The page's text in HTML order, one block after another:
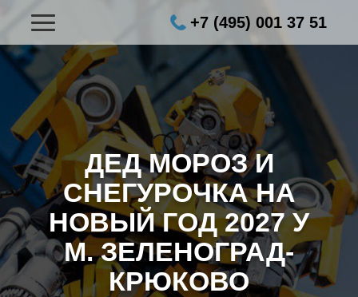
+7 (495) 001 37 51
ДЕД МОРОЗ И
СНЕГУРОЧКА НА
НОВЫЙ ГОД 2027У
М. ЗЕЛЕНОГРАД-
КРЮКОВО